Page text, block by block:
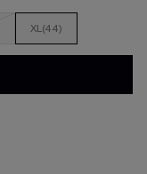
XL(44)